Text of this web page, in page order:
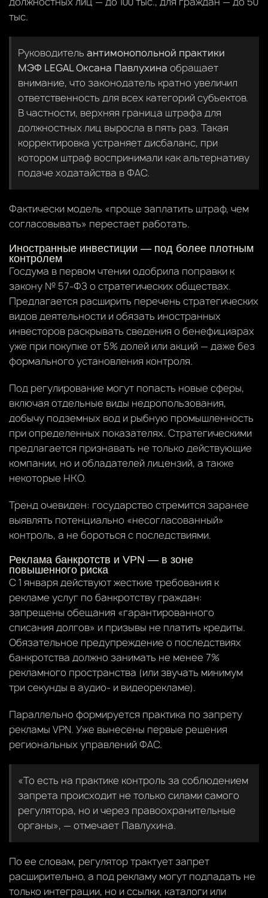
тыс.
Руководитель антимонопольной практики
МЭФ LEGAL Оксана Павлухина обращает
внимание, что законодатель кратно увеличил
ответственность для всех категорий субъектов.
В частности, верхняя граница штрафа для
должностных лиц выросла в пять раз. Такая
корректировка устраняет дисбаланс, при
котором штраф воспринимали как альтернативу
подаче ходатайства в ФАС.
Фактически модель «проще заплатить штраф, чем
согласовывать» перестает работать.
Иностранные инвестиции — под более плотным
контролем
Госдума в первом чтении одобрила поправки к
закону № 57-ФЗ о стратегических обществах.
Предлагается расширить перечень стратегических
видов деятельности и обязать иностранных
инвесторов раскрывать сведения о бенефициарах
уже при покупке от 5% долей или акций — даже без
формального установления контроля.
Под регулирование могут попасть новые сферы,
включая отдельные виды недропользования,
добычу подземных вод и рыбную промышленность
при определенных показателях. Стратегическими
предлагается признавать не только действующие
компании, но и обладателей лицензий, а также
некоторые НКО.
Тренд очевиден: государство стремится заранее
выявлять потенциально «несогласованный»
контроль, а не бороться с последствиями.
Реклама банкротств и VPN — в зоне
повышенного риска
С 1 января действуют жесткие требования к
рекламе услуг по банкротству граждан:
запрещены обещания «гарантированного
списания долгов» и призывы не платить кредиты.
Обязательное предупреждение о последствиях
банкротства должно занимать не менее 7%
рекламного пространства (или звучать минимум
три секунды в аудио- и видеорекламе).
Параллельно формируется практика по запрету
рекламы VPN. Уже вынесены первые решения
региональных управлений ФАС.
«То есть на практике контроль за соблюдением
запрета происходит не только силами самого
регулятора, но и через правоохранительные
органы», — отмечает Павлухина.
По ее словам, регулятор трактует запрет
расширительно, а под рекламу могут подпадать не
только интеграции, но и ссылки, каталоги или